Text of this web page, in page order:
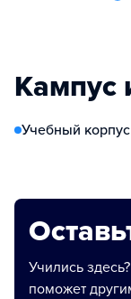
Кампус
Учебный корпус
Учились
поможет